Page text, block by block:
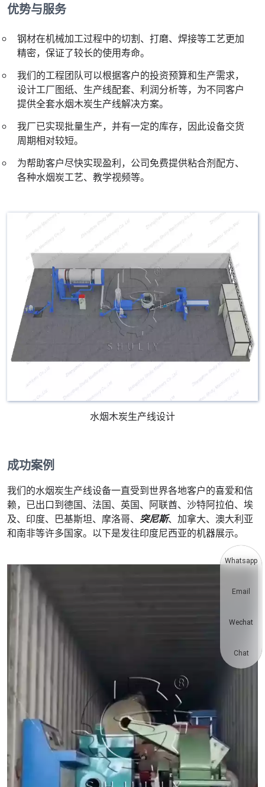
优势与服务
钢材在机械加工过程中的切割、打磨、焊接等工艺更加
精密，保证了较长的使用寿命。
我们的工程团队可以根据客户的投资预算和生产需求，
设计工厂图纸、生产线配套、利润分析等，为不同客户
提供全套水烟木炭生产线解决方案。
我厂已实现批量生产，并有一定的库存，因此设备交货
周期相对较短。
为帮助客户尽快实现盈利，公司免费提供粘合剂配方、
各种水烟炭工艺、教学视频等。
水烟木炭生产线设计
成功案例
我们的水烟炭生产线设备一直受到世界各地客户的喜爱和信
赖，已出口到德国、法国、英国、阿联酋、沙特阿拉伯、埃
及、印度、巴基斯坦、摩洛哥、 突尼斯、加拿大、澳大利亚
和南非等许多国家。以下是发往印度尼西亚的机器展示。
Whatsapp
Email
Wechat
Chat